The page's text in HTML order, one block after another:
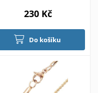
230 Kč
Do košíku